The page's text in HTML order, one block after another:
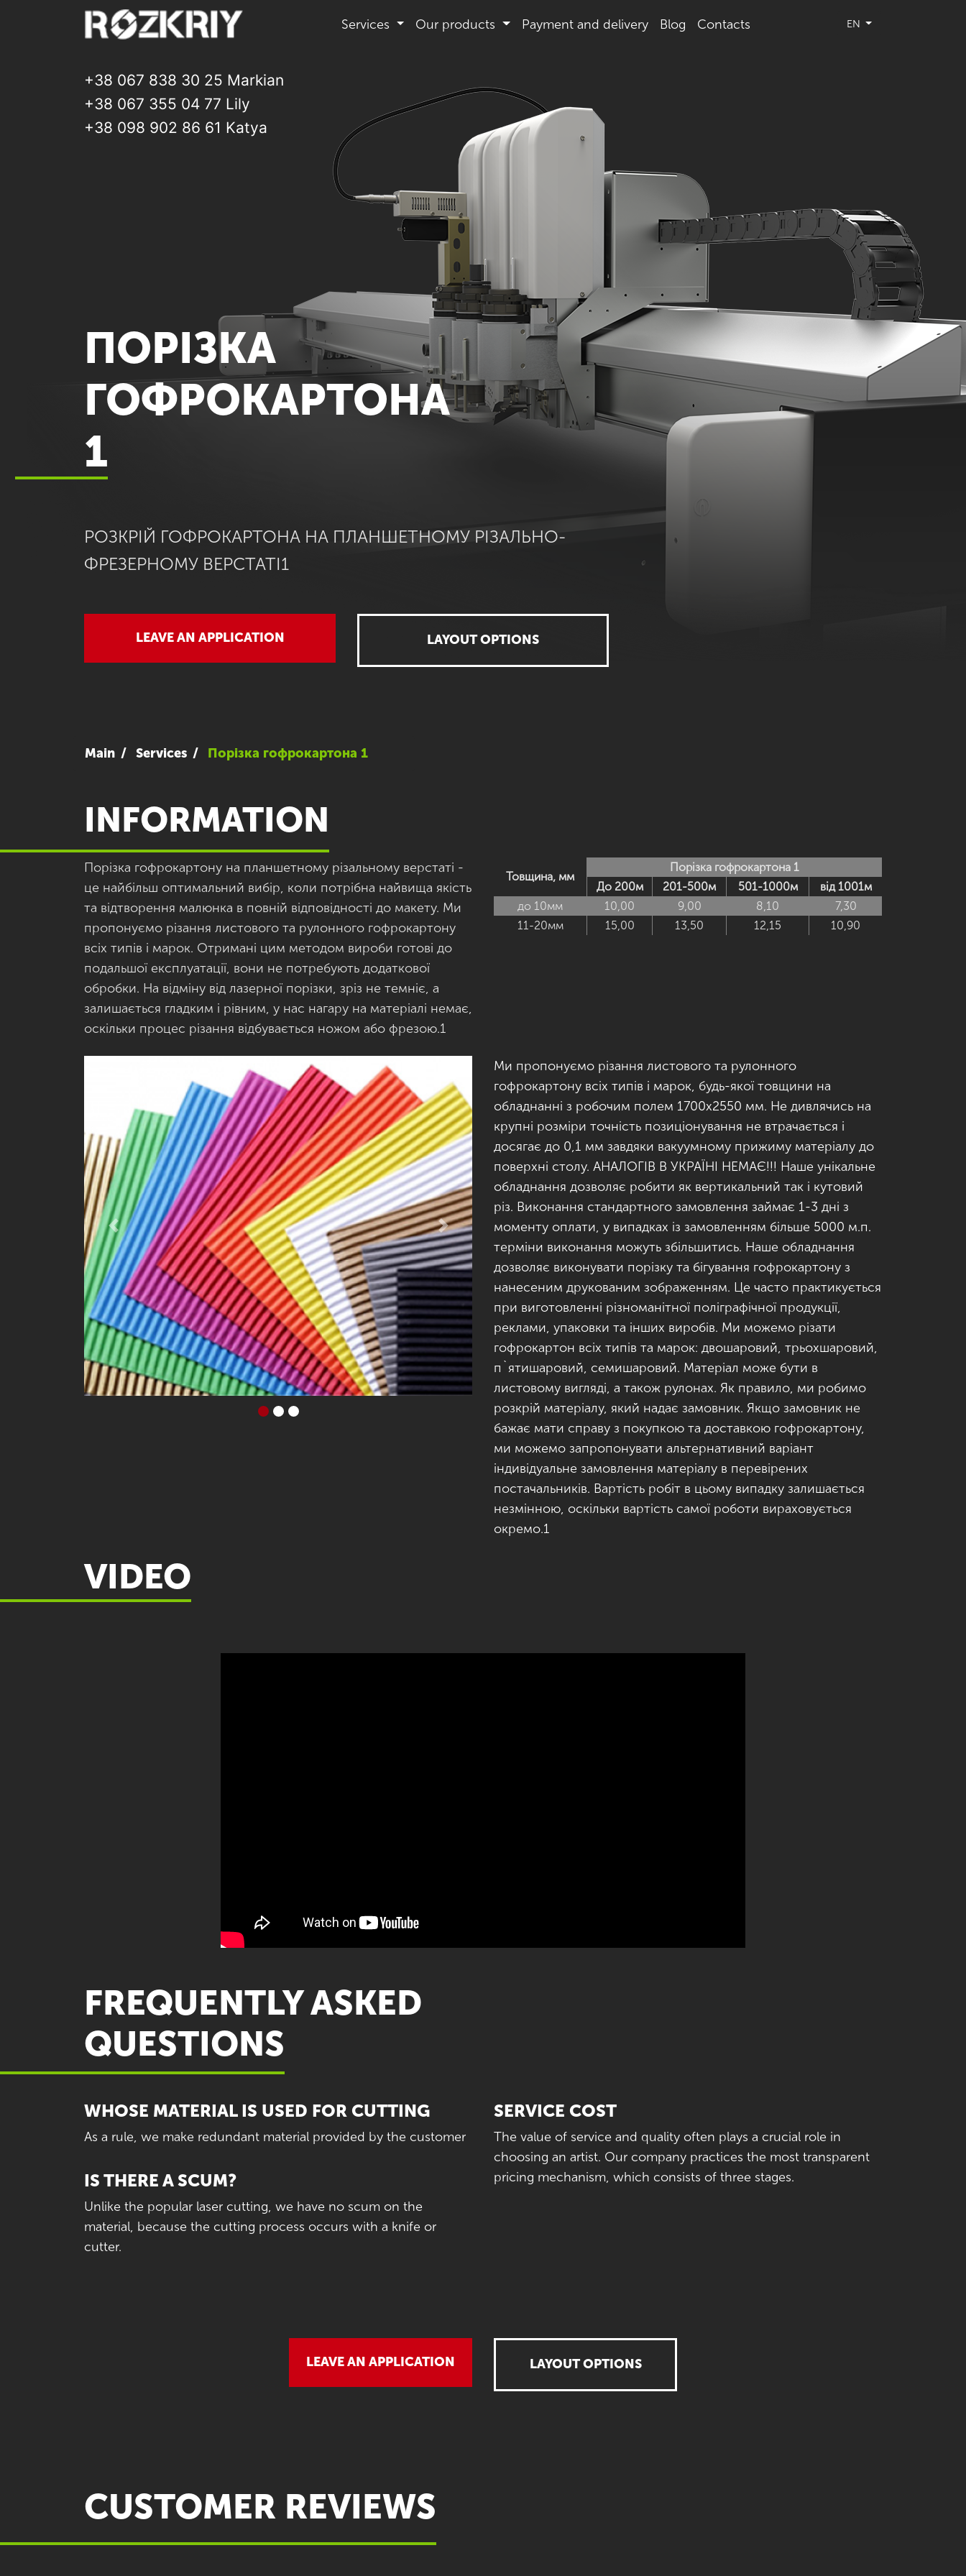
Services Our products Payment and delivery Blog Contacts EN
+38 067 838 30 25 Markian
+38 067 355 04 77 Lily
+38 098 902 86 61 Katya
ПОРІЗКА
ГОФРОКАРТОНА
1
РОЗКРІЙ ГОФРОКАРТОНА НА ПЛАНШЕТНОМУ РІЗАЛЬНО-
ФРЕЗЕРНОМУ ВЕРСТАТІ1
LEAVE AN APPLICATION LAYOUT OPTIONS
Main Services Порізка гофрокартона 1
INFORMATION
Порізка гофрокартону на планшетному різальному верстаті -
це найбільш оптимальний вибір, коли потрібна найвища якість
та відтворення малюнка в повній відповідності до макету. Ми
пропонуємо різання листового та рулонного гофрокартону
всіх типів і марок. Отримані цим методом вироби готові до
подальшої експлуатації, вони не потребують додаткової
обробки. На відміну від лазерної порізки, зріз не темніє, а
залишається гладким і рівним, у нас нагару на матеріалі немає,
оскільки процес різання відбувається ножом або фрезою.1
Товщина, мм
Порізка гофрокартона 1
До 200м
201-500м 501-1000м
від 1001м
до 10мм
10,00 9,00 8,10
7,30
11-20мм
15,00 13,50 12,15 10,90
Previous Next
Ми пропонуємо різання листового та рулонного
гофрокартону всіх типів і марок, будь-якої товщини на
обладнанні з робочим полем 1700х2550 мм. Не дивлячись на
крупні розміри точність позиціонування не втрачається і
досягає до 0,1 мм завдяки вакуумному прижиму матеріалу до
поверхні столу. АНАЛОГІВ В УКРАЇНІ НЕМАЄ!!! Наше унікальне
обладнання дозволяє робити як вертикальний так і кутовий
різ. Виконання стандартного замовлення займає 1-3 дні з
моменту оплати, у випадках із замовленням більше 5000 м.п.
терміни виконання можуть збільшитись. Наше обладнання
дозволяє виконувати порізку та бігування гофрокартону з
нанесеним друкованим зображенням. Це часто практикується
при виготовленні різноманітної поліграфічної продукції,
реклами, упаковки та інших виробів. Ми можемо різати
гофрокартон всіх типів та марок: двошаровий, трьохшаровий,
п`ятишаровий, семишаровий. Матеріал може бути в
листовому вигляді, а також рулонах. Як правило, ми робимо
розкрій матеріалу, який надає замовник. Якщо замовник не
бажає мати справу з покупкою та доставкою гофрокартону,
ми можемо запропонувати альтернативний варіант
індивідуальне замовлення матеріалу в перевірених
постачальників. Вартість робіт в цьому випадку залишається
незмінною, оскільки вартість самої роботи вираховується
окремо.1
VIDEO
FREQUENTLY ASKED
QUESTIONS
WHOSE MATERIAL IS USED FOR CUTTING
As a rule, we make redundant material provided by the customer
IS THERE A SCUM?
Unlike the popular laser cutting, we have no scum on the
material, because the cutting process occurs with a knife or
cutter.
SERVICE COST
The value of service and quality often plays a crucial role in
choosing an artist. Our company practices the most transparent
pricing mechanism, which consists of three stages.
LEAVE AN APPLICATION LAYOUT OPTIONS
CUSTOMER REVIEWS